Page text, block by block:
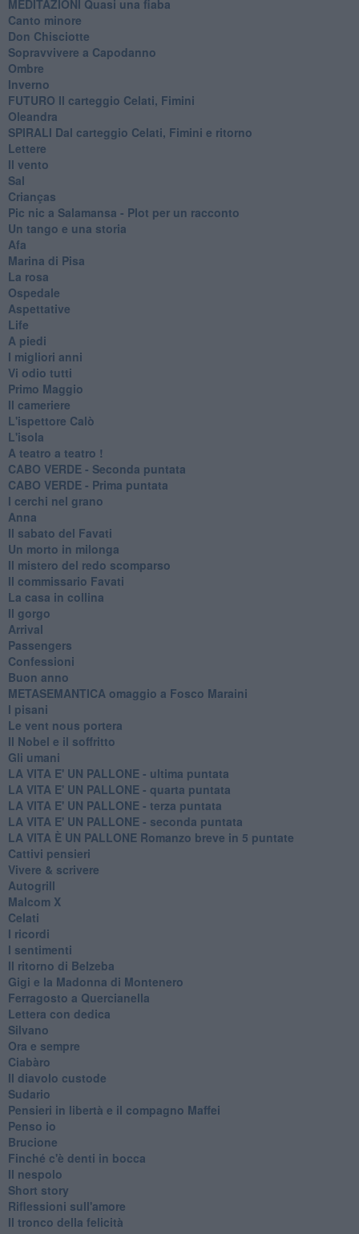
MEDITAZIONI Quasi una fiaba
Canto minore
Don Chisciotte
Sopravvivere a Capodanno
Ombre
Inverno
FUTURO Il carteggio Celati, Fimini
Oleandra
SPIRALI Dal carteggio Celati, Fimini e ritorno
Lettere
Il vento
Sal
Crianças
Pic nic a Salamansa - Plot per un racconto
Un tango e una storia
Afa
Marina di Pisa
La rosa
Ospedale
Aspettative
Life
A piedi
I migliori anni
Vi odio tutti
Primo Maggio
Il cameriere
L'ispettore Calò
L'isola
A teatro a teatro !
CABO VERDE - Seconda puntata
CABO VERDE - Prima puntata
I cerchi nel grano
Anna
Il sabato del Favati
Un morto in milonga
Il mistero del redo scomparso
Il commissario Favati
La casa in collina
Il gorgo
Arrival
Passengers
Confessioni
Buon anno
METASEMANTICA omaggio a Fosco Maraini
I pisani
Le vent nous portera
Il Nobel e il soffritto
Gli umani
LA VITA E' UN PALLONE - ultima puntata
LA VITA E' UN PALLONE - quarta puntata
LA VITA E' UN PALLONE - terza puntata
LA VITA E' UN PALLONE - seconda puntata
LA VITA È UN PALLONE Romanzo breve in 5 puntate
Cattivi pensieri
Vivere & scrivere
Autogrill
Malcom X
Celati
I ricordi
I sentimenti
Il ritorno di Belzeba
Gigi e la Madonna di Montenero
Ferragosto a Quercianella
Lettera con dedica
Silvano
Ora e sempre
Ciabàro
Il diavolo custode
Sudario
Pensieri in libertà e il compagno Maffei
Penso io
Brucione
Finché c'è denti in bocca
Il nespolo
Short story
Riflessioni sull'amore
Il tronco della felicità